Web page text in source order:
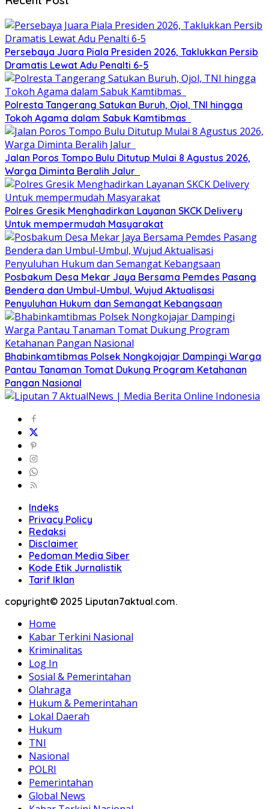
Persebaya Juara Piala Presiden 2026, Taklukkan Persib
Dramatis Lewat Adu Penalti 6-5
Polresta Tangerang Satukan Buruh, Ojol, TNI hingga
Tokoh Agama dalam Sabuk Kamtibmas
Jalan Poros Tompo Bulu Ditutup Mulai 8 Agustus 2026,
Warga Diminta Beralih Jalur
Polres Gresik Menghadirkan Layanan SKCK Delivery
Untuk mempermudah Masyarakat
Posbakum Desa Mekar Jaya Bersama Pemdes Pasang
Bendera dan Umbul-Umbul, Wujud Aktualisasi
Penyuluhan Hukum dan Semangat Kebangsaan
Bhabinkamtibmas Polsek Nongkojajar Dampingi Warga
Pantau Tanaman Tomat Dukung Program Ketahanan
Pangan Nasional
Indeks
Privacy Policy
Redaksi
Disclaimer
Pedoman Media Siber
Kode Etik Jurnalistik
Tarif Iklan
copyright© 2025 Liputan7aktual.com.
Home
Kabar Terkini Nasional
Kriminalitas
Log In
Sosial & Pemerintahan
Olahraga
Hukum & Pemerintahan
Lokal Daerah
Hukum
TNI
Nasional
POLRI
Pemerintahan
Global News